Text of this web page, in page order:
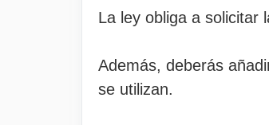
La ley obliga a solicitar
Además, deberás
se utilizan.